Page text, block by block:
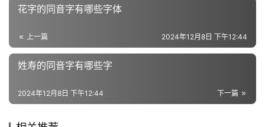
义
词
花字的同音字有哪些字体
上一篇 2024年12月8日 下午12:44
姓寿的同音字有哪些字
下一篇
2024年12月8日 下午12:44